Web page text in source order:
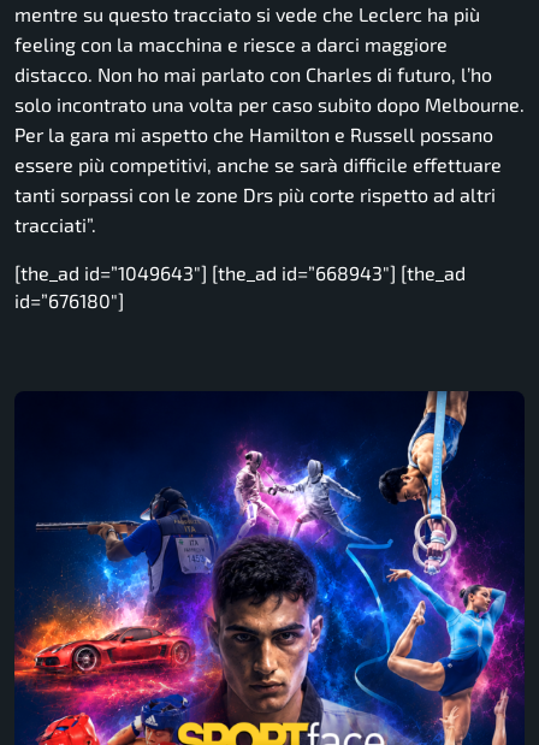
mentre su questo tracciato si vede che Leclerc ha più
feeling con la macchina e riesce a darci maggiore
distacco. Non ho mai parlato con Charles di futuro, l’ho
solo incontrato una volta per caso subito dopo Melbourne.
Per la gara mi aspetto che Hamilton e Russell possano
essere più competitivi, anche se sarà difficile effettuare
tanti sorpassi con le zone Drs più corte rispetto ad altri
tracciati”.
[the_ad id=”1049643″] [the_ad id=”668943″] [the_ad
id=”676180″]